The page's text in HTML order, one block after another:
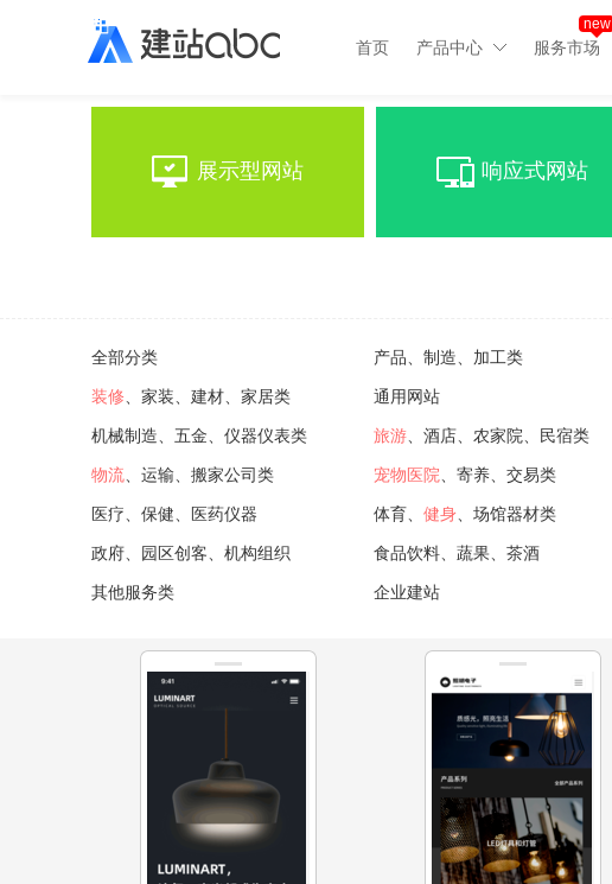
首页 产品中心 服务市场
new
展示型网站 响应式网站
全部分类 产品、制造、加工类
装修 、家装、建材、家居类 通用网站
机械制造、五金、仪器仪表类 旅游 、酒店、农家院、民宿类
物流 、运输、搬家公司类 宠物医院 、寄养、交易类
医疗、保健、医药仪器 体育、 健身 、场馆器材类
政府、园区创客、机构组织 食品饮料、蔬果、茶酒
其他服务类 企业建站